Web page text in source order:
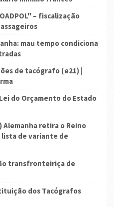
– fiscalização
mau tempo condiciona
de tacógrafo (e21) |
do Orçamento do Estado
Alemanha retira o Reino
lista de variante de
transfronteiriça de
dos Tacógrafos